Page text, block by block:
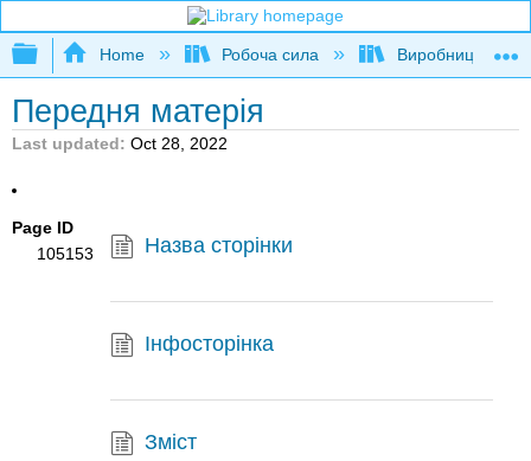
Expand/collapse global hierarchy
Home Робоча сила Виробництво
Передня матерія
Last updated Oct 28, 2022
Page ID
105153
Назва сторінки
Інфосторінка
Зміст